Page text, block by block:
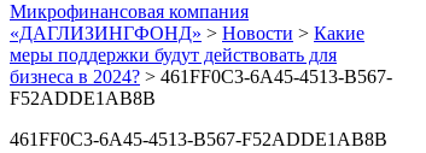
Микрофинансовая компания
«ДАГЛИЗИНГФОНД» > Новости > Какие
меры поддержки будут действовать для
бизнеса в 2024? > 461FF0C3-6A45-4513-B567-
F52ADDE1AB8B
461FF0C3-6A45-4513-B567-F52ADDE1AB8B